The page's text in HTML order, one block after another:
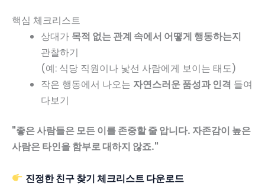
핵심 체크리스트
상대가 목적 없는 관계 속에서 어떻게 행동하는지
관찰하기
(예: 식당 직원이나 낯선 사람에게 보이는 태도)
작은 행동에서 나오는 자연스러운 품성과 인격 들여
다보기
"좋은 사람들은 모든 이를 존중할 줄 압니다. 자존감이 높은
사람은 타인을 함부로 대하지 않죠."
진정한 친구 찾기 체크리스트 다운로드